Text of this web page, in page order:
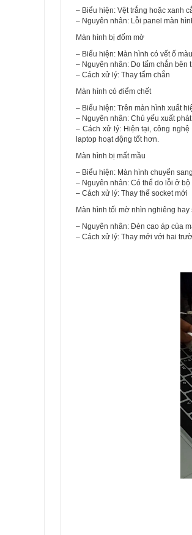
– Biểu hiện: Vệt trắng hoặc xanh
– Nguyên nhân: Lỗi panel màn
Màn hình bị đốm mờ
– Biểu hiện: Màn hình có vết ố
– Nguyên nhân: Do tấm chắn
– Cách xử lý: Thay tấm chắn
Màn hình có điểm chết
– Biểu hiện: Trên màn hình xuất
– Nguyên nhân: Chủ yếu xuất
– Cách xử lý: Hiện tại, công
laptop hoạt động tốt hơn.
Màn hình bị mất mầu
– Biểu hiện: Màn hình chuyển
– Nguyên nhân: Có thể do lỗi ở
– Cách xử lý: Thay thế socket mới
Màn hình tối mờ nhìn nghiêng
– Nguyên nhân: Đèn cao áp của
– Cách xử lý: Thay mới với hai